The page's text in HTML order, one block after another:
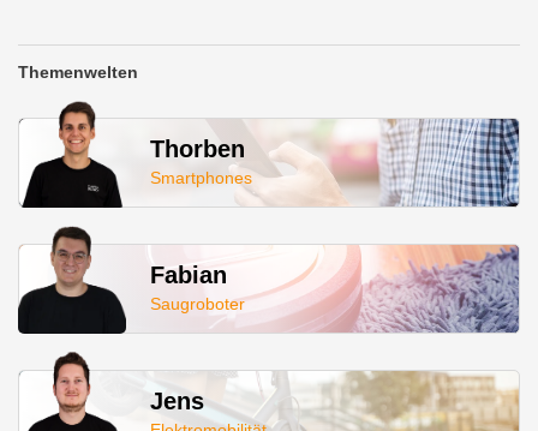
Themenwelten
Thorben
Smartphones
Fabian
Saugroboter
Jens